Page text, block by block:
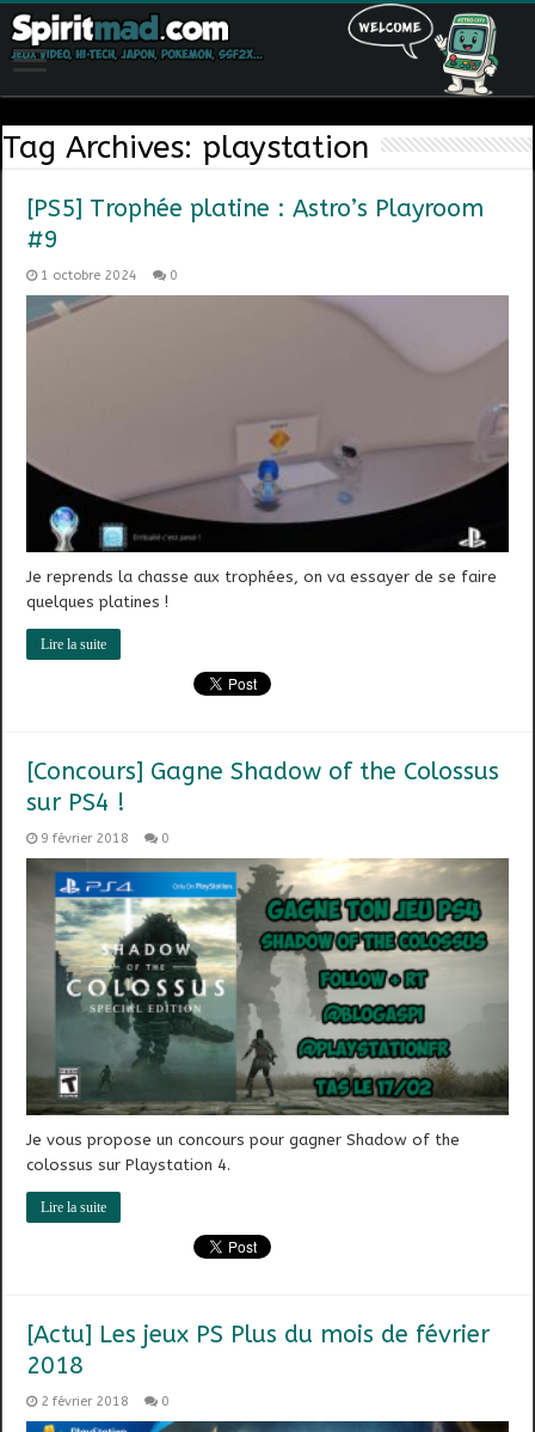
Tag Archives: playstation
[PS5] Trophée platine : Astro’s Playroom
#9
1 octobre 2024 0
Je reprends la chasse aux trophées, on va essayer de se faire
quelques platines !
Lire la suite
[Concours] Gagne Shadow of the Colossus
sur PS4 !
9 février 2018 0
Je vous propose un concours pour gagner Shadow of the
colossus sur Playstation 4.
Lire la suite
[Actu] Les jeux PS Plus du mois de février
2018
2 février 2018 0